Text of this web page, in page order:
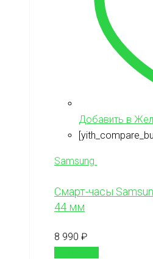
Добавить в
Samsung
Смарт-часы
44 мм
8 990 ₽